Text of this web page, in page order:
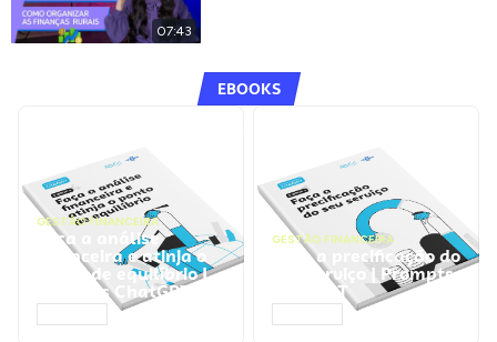
07:43
EBOOKS
GESTÃO FINANCEIRA
Faça a análise
financeira e atinja o
ponto de equilíbrio |
Prompts ChatGPT
GESTÃO FINANCEIRA
Faça a precificação do
seu serviço | Prompts
ChatGPT